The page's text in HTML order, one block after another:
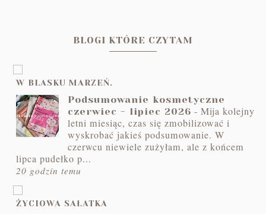
BLOGI KTÓRE CZYTAM
W BLASKU MARZEŃ.
Podsumowanie kosmetyczne
czerwiec - lipiec 2026 -Mija kolejny
letni miesiąc, czas się zmobilizować i
wyskrobać jakieś podsumowanie. W
czerwcu niewiele zużyłam, ale z końcem
lipca pudełko p...
20 godzin temu
ŻYCIOWA SAŁATKA